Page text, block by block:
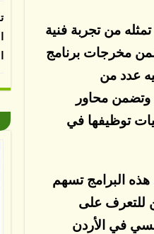
من تجربة فنية
مخرجات برنامج
عدد من
وتضمن محاور
توظيفها في
هذه البرامج تسهم
للتعرف على
في الأردن